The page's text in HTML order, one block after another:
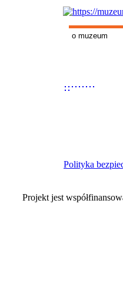
o muzeum
Polityka
Projekt jest